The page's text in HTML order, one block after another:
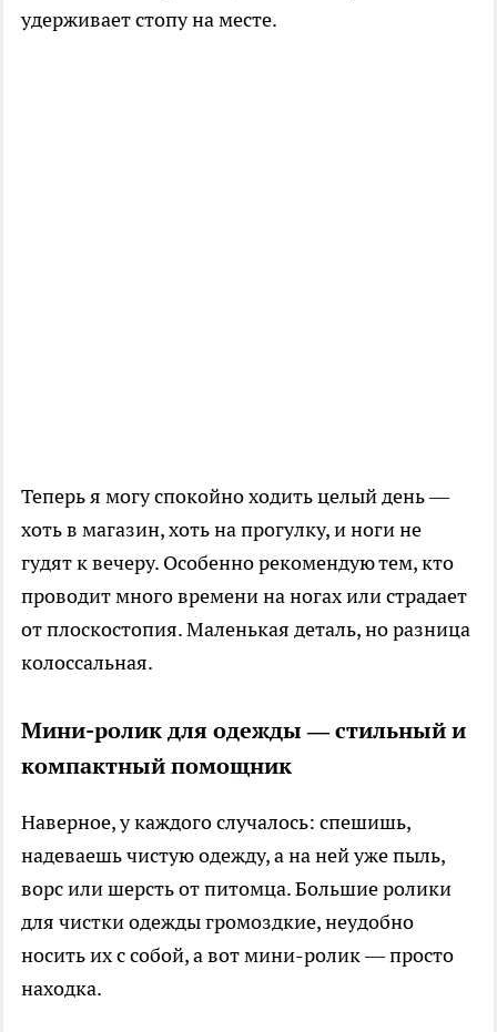
удерживает стопу на месте.
Теперь я могу спокойно ходить целый день —
хоть в магазин, хоть на прогулку, и ноги не
гудят к вечеру. Особенно рекомендую тем, кто
проводит много времени на ногах или страдает
от плоскостопия. Маленькая деталь, но разница
колоссальная.
Мини-ролик для одежды — стильный и
компактный помощник
Наверное, у каждого случалось: спешишь,
надеваешь чистую одежду, а на ней уже пыль,
ворс или шерсть от питомца. Большие ролики
для чистки одежды громоздкие, неудобно
носить их с собой, а вот мини-ролик — просто
находка.